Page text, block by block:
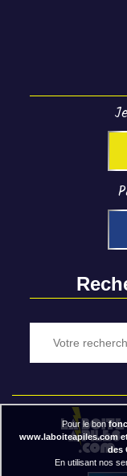
Pour le bon
www.laboiteapiles.com
des
En utilisant nos